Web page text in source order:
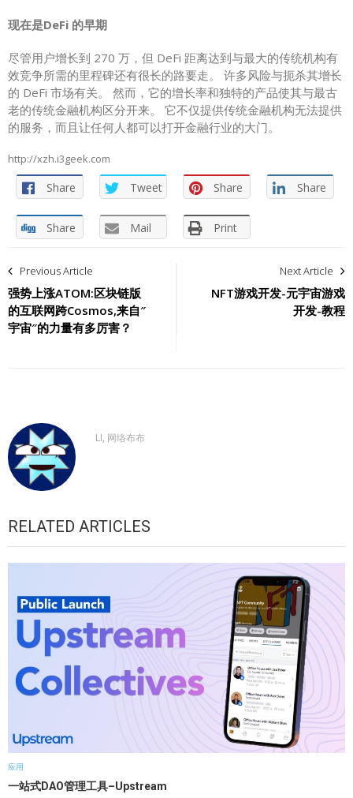
现在是DeFi 的早期
尽管用户增长到 270 万，但 DeFi 距离达到与最大的传统机构有
效竞争所需的里程碑还有很长的路要走。 许多风险与扼杀其增长
的 DeFi 市场有关。 然而，它的增长率和独特的产品使其与最古
老的传统金融机构区分开来。 它不仅提供传统金融机构无法提供
的服务，而且让任何人都可以打开金融行业的大门。
http://xzh.i3geek.com
Share Tweet Share Share
Share Mail Print
章
导
Previous Article
强势上涨ATOM:区块链版
的互联网跨Cosmos,来自″
宇宙″的力量有多厉害？
Next Article
NFT游戏开发-元宇宙游戏
开发-教程
LI, 网络布布
RELATED ARTICLES
应用
一站式DAO管理工具–Upstream